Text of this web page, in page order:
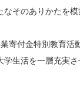
そのありかたを模
寄付金特別教育活
生活を一層充実さ